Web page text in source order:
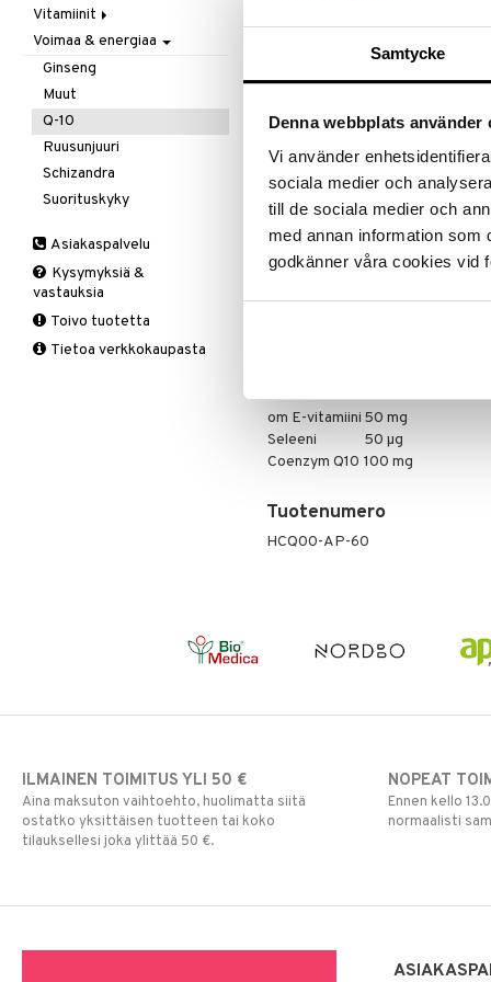
Samtycke
Denna webbplats använder
Vi använder
sociala medier och
till de sociala medier och
med annan information som
godkänner våra cookies vid
Näe
Tuotetieto
Coenzyme Q10 sisältää E-
Koentsyymi Q10 on
mitokondrioissa. E-vitamiini ja
Seleeni tukee myös
Annostus
1 kapseli, 1-3 kertaa päivässä
Ainesosat
om E-vitamiini 50 mg
Seleeni
50 µg
Coenzym Q10 100 mg
Tuotenumero
HCQ00-AP-60
Verisuonia vahvistavat
Kivunlievitys
Muuta
Valoterapia
Juomat
Kuidut
Puhdistus
Ruuansulatus
Suolisto
C-vitamiini
Estävä & helpottava
Korva & nenä & kurkku
Muut
Valkosipuli
Viruksiin
Yskään
Vitamiinit
A, D, E & K
Antioksidantit
B-vitamiinit
C-vitamiinit
Lapset
Miehet
Multimineraalit
Voimaa & energiaa
Ginseng
Muut
Q-10
Ruusunjuuri
Schizandra
Suorituskyky
Asiakaspalvelu
Kysymyksiä &
vastauksia
Toivo tuotetta
Tietoa verkkokaupasta
ILMAINEN TOIMITUS YLI 50 €
Aina maksuton vaihtoehto, huolimatta siitä
ostatko yksittäisen tuotteen tai koko
tilauksellesi joka ylittää 50 €.
NOPEAT
Ennen kello
normaalisti